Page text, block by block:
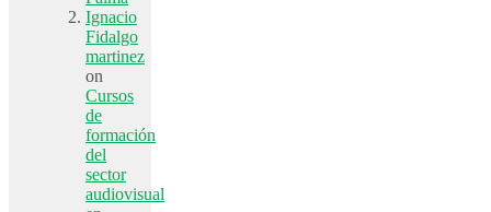
Ignacio
Fidalgo
martinez
on
Cursos
de
formación
del
sector
audiovisual